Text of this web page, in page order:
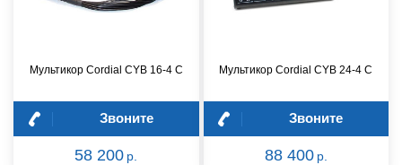
Мультикор Cordial CYB 16-4 C
Звоните
58 200 р.
Мультикор Cordial CYB 24-4 C
Звоните
88 400 р.